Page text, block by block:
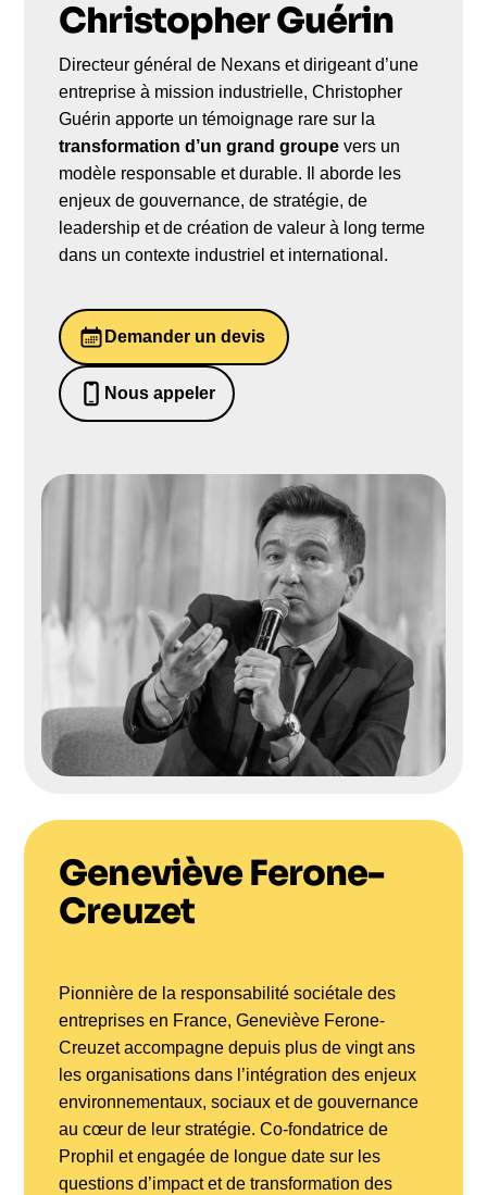
Christopher Guérin
Directeur général de Nexans et dirigeant d’une
entreprise à mission industrielle, Christopher
Guérin apporte un témoignage rare sur la
transformation d’un grand groupe vers un
modèle responsable et durable. Il aborde les
enjeux de gouvernance, de stratégie, de
leadership et de création de valeur à long terme
dans un contexte industriel et international.
Demander un devis
Nous appeler
0652698481
Geneviève Ferone-
Creuzet
Pionnière de la responsabilité sociétale des
entreprises en France, Geneviève Ferone-
Creuzet accompagne depuis plus de vingt ans
les organisations dans l’intégration des enjeux
environnementaux, sociaux et de gouvernance
au cœur de leur stratégie. Co-fondatrice de
Prophil et engagée de longue date sur les
questions d’impact et de transformation des